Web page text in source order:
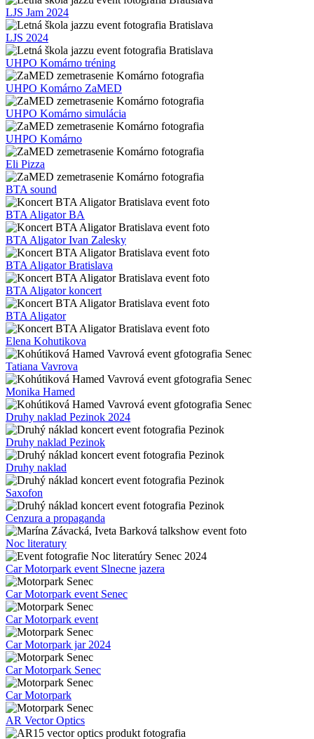
LJS Jam 2024
LJS 2024
UHPO Komárno tréning
UHPO Komárno ZaMED
UHPO Komárno simulácia
UHPO Komárno
Eli Pizza
BTA sound
BTA Aligator BA
BTA Aligator Ivan Zalesky
BTA Aligator Bratislava
BTA Aligator koncert
BTA Aligator
Elena Kohutikova
Tatiana Vavrova
Monika Hamed
Druhy naklad Pezinok 2024
Druhy naklad Pezinok
Druhy naklad
Saxofon
Cenzura a propaganda
Noc literatury
Car Motorpark event Slnecne jazera
Car Motorpark event Senec
Car Motorpark event
Car Motorpark jar 2024
Car Motorpark Senec
Car Motorpark
AR Vector Optics